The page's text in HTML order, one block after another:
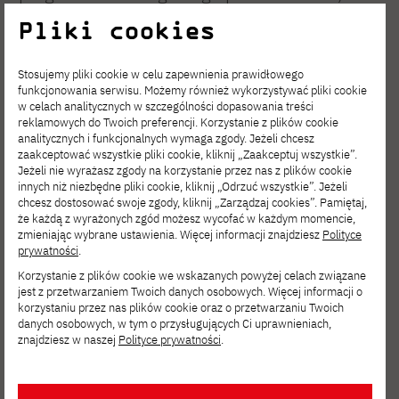
znajomością podstaw systemów baz danych
zdolnością do pracy w zespole. Wskazana
jest znajomość metod analizy i projektowania
obiektowego, w tym języka UML.
Bazy Danych
Inżynieria oprogramowania
Programowanie aplikacji biznesowych
Zarządzanie projektami
Kompetencje absolwenta
Pliki cookies
Stosujemy pliki cookie w celu zapewnienia prawidłowego
funkcjonowania serwisu. Możemy również wykorzystywać pliki cookie
w celach analitycznych w szczególności dopasowania treści
reklamowych do Twoich preferencji. Korzystanie z plików cookie
analitycznych i funkcjonalnych wymaga zgody. Jeżeli chcesz
zaakceptować wszystkie pliki cookie, kliknij „Zaakceptuj wszystkie”.
Jeżeli nie wyrażasz zgody na korzystanie przez nas z plików cookie
innych niż niezbędne pliki cookie, kliknij „Odrzuć wszystkie”. Jeżeli
chcesz dostosować swoje zgody, kliknij „Zarządzaj cookies”. Pamiętaj,
że każdą z wyrażonych zgód możesz wycofać w każdym momencie,
zmieniając wybrane ustawienia. Więcej informacji znajdziesz Polityce
prywatności.
Korzystanie z plików cookie we wskazanych powyżej celach związane
jest z przetwarzaniem Twoich danych osobowych. Więcej informacji o
korzystaniu przez nas plików cookie oraz o przetwarzaniu Twoich
danych osobowych, w tym o przysługujących Ci uprawnieniach,
znajdziesz w naszej Polityce prywatności.